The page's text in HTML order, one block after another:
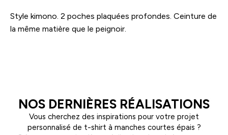
Style kimono. 2 poches plaquées profondes. Ceinture de
la même matière que le peignoir.
NOS DERNIÈRES RÉALISATIONS
Vous cherchez des inspirations pour votre projet
personnalisé de t-shirt à manches courtes épais ?